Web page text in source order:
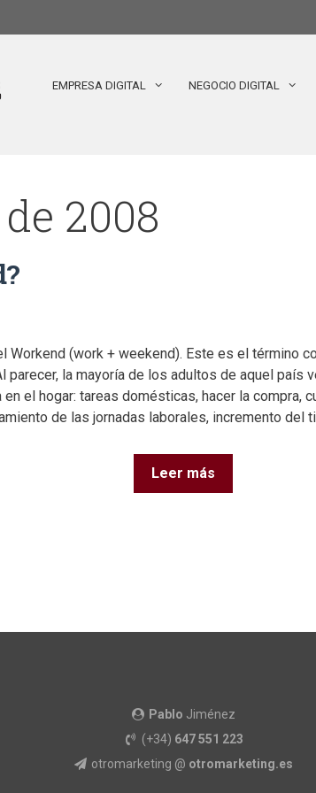
EMPRESA DIGITAL NEGOCIO DIGITAL
2008
(work + weekend). Este es el término
parecer, la mayoría de los adultos de aquel
el hogar: tareas domésticas, hacer la compra,
de las jornadas laborales, incremento del
Leer más
Pablo Jiménez
(+34) 647 551 223
otromarketing @ otromarketing.es